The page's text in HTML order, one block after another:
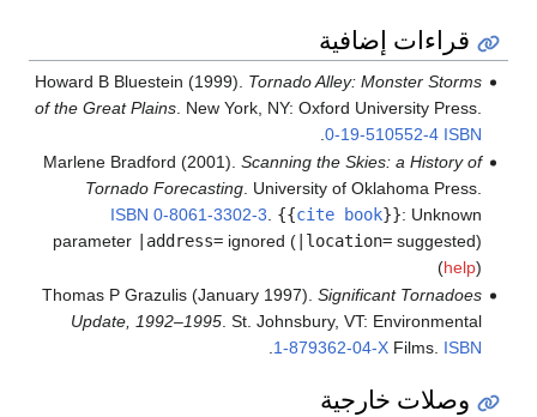
قراءات إضافية
Howard B Bluestein (1999). Tornado Alley: Monster Storms
of the Great Plains. New York, NY: Oxford University Press.
ISBN
0-19-510552-4
Marlene Bradford (2001). Scanning the Skies: a History of
Tornado Forecasting. University of Oklahoma Press.
ISBN 0-8061-3302-3 {{cite book}}: Unknown
parameter
|address=ignored (|location=suggested)
(help)
Thomas P Grazulis (January 1997). Significant Tornadoes
Update, 1992–1995. St. Johnsbury, VT: Environmental
Films. ISBN
1-879362-04-X
.
وصلات خارجية